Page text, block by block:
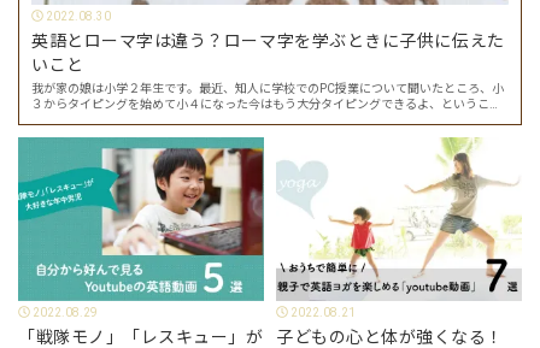
2022.08.30
英語とローマ字は違う？ローマ字を学ぶときに子供に伝えた
いこと
我が家の娘は小学２年生です。最近、知人に学校でのPC授業について聞いたところ、小
３からタイピングを始めて小４になった今はもう大分タイピングできるよ、ということ
で…
2022.08.29
「戦隊モノ」「レスキュー」が
2022.08.21
子どもの心と体が強くなる！